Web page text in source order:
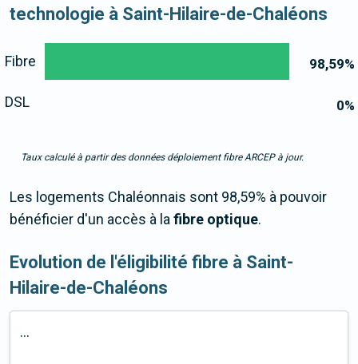
technologie à Saint-Hilaire-de-Chaléons
98,59%
0%
Fibre
DSL
Taux calculé à partir des données déploiement fibre ARCEP à jour.
Les logements Chaléonnais sont 98,59% à pouvoir
bénéficier d'un accès à lafibre optique.
Evolution de l'éligibilité fibre à Saint-
Hilaire-de-Chaléons
...